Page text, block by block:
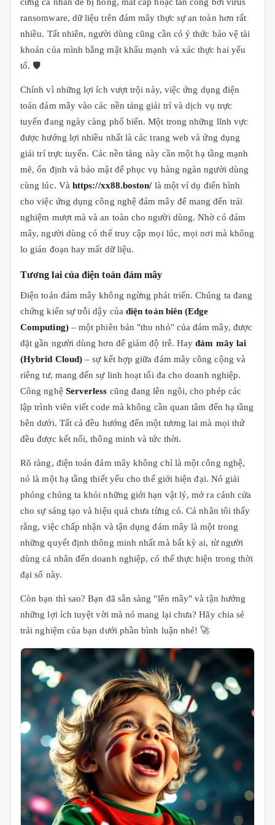
ransomware, dữ liệu trên đám mây thực sự an toàn hơn rất
nhiều. Tất nhiên, người dùng cũng cần có ý thức bảo vệ tài
khoản của mình bằng mật khẩu mạnh và xác thực hai yếu
tố. 🛡️
Chính vì những lợi ích vượt trội này, việc ứng dụng điện
toán đám mây vào các nền tảng giải trí và dịch vụ trực
tuyến đang ngày càng phổ biến. Một trong những lĩnh vực
được hưởng lợi nhiều nhất là các trang web và ứng dụng
giải trí trực tuyến. Các nền tảng này cần một hạ tầng mạnh
mẽ, ổn định và bảo mật để phục vụ hàng ngàn người dùng
cùng lúc. Và https://xx88.boston/là một ví dụ điển hình
cho việc ứng dụng công nghệ đám mây để mang đến trải
nghiệm mượt mà và an toàn cho người dùng. Nhờ có đám
mây, người dùng có thể truy cập mọi lúc, mọi nơi mà không
lo gián đoạn hay mất dữ liệu.
Tương lai của điện toán đám mây
Điện toán đám mây không ngừng phát triển. Chúng ta đang
chứng kiến sự trỗi dậy củađiện toán biên (Edge
Computing)– một phiên bản "thu nhỏ" của đám mây, được
đặt gần người dùng hơn để giảm độ trễ. Hayđám mây lai
(Hybrid Cloud) – sự kết hợp giữa đám mây công cộng và
riêng tư, mang đến sự linh hoạt tối đa cho doanh nghiệp.
Công nghệ Serverless cũng đang lên ngôi, cho phép các
lập trình viên viết code mà không cần quan tâm đến hạ tầng
bên dưới. Tất cả đều hướng đến một tương lai mà mọi thứ
đều được kết nối, thông minh và tức thời.
Rõ ràng, điện toán đám mây không chỉ là một công nghệ,
nó là một hạ tầng thiết yếu cho thế giới hiện đại. Nó giải
phóng chúng ta khỏi những giới hạn vật lý, mở ra cánh cửa
cho sự sáng tạo và hiệu quả chưa từng có. Cá nhân tôi thấy
rằng, việc chấp nhận và tận dụng đám mây là một trong
những quyết định thông minh nhất mà bất kỳ ai, từ người
dùng cá nhân đến doanh nghiệp, có thể thực hiện trong thời
đại số này.
Còn bạn thì sao? Bạn đã sẵn sàng "lên mây" và tận hưởng
những lợi ích tuyệt vời mà nó mang lại chưa? Hãy chia sẻ
trải nghiệm của bạn dưới phần bình luận nhé! 🚀